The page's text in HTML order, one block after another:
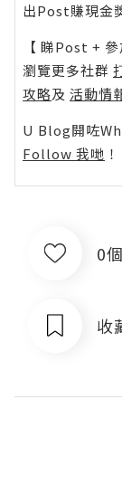
出Post賺現金
【 睇Post + 參
瀏覽更多社群
攻略及 活動情
U Blog開咗
Follow 我哋 ！
0
收